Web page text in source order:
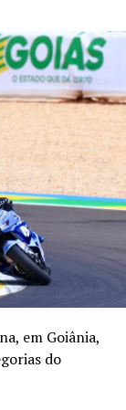
em Goiânia,
do